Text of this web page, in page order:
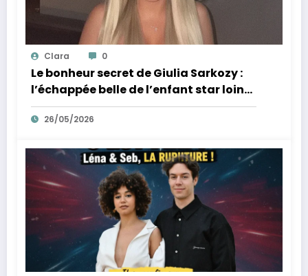
Clara 0
Le bonheur secret de Giulia Sarkozy :
l’échappée belle de l’enfant star loin
des tumultes familiaux.
26/05/2026